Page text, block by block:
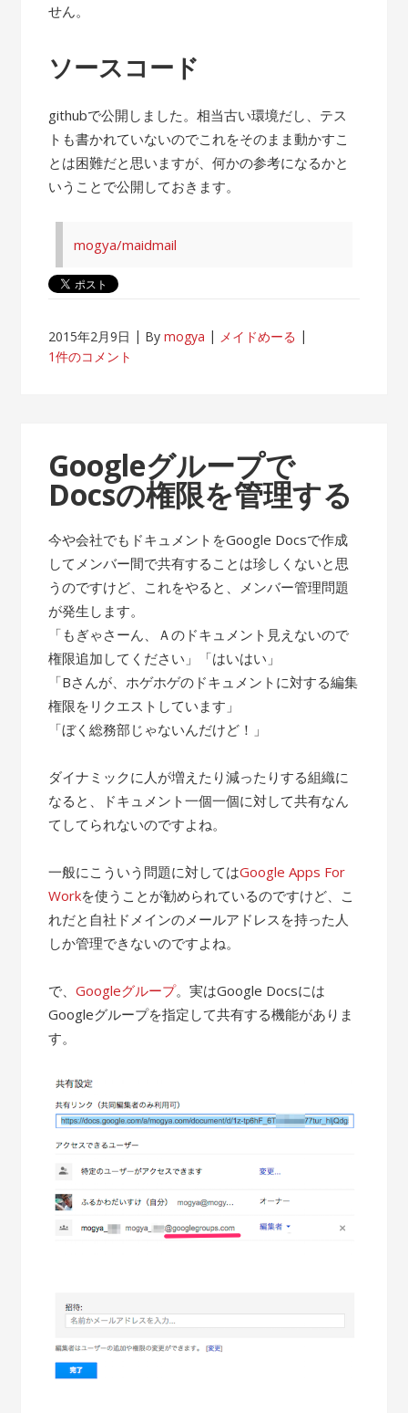
せん。
ソースコード
githubで公開しました。相当古い環境だし、テス
トも書かれていないのでこれをそのまま動かすこ
とは困難だと思いますが、何かの参考になるかと
いうことで公開しておきます。
mogya/maidmail
2015年2月9日 Bymogya
メイドめーる
1件のコメント
Googleグループで
Docsの権限を管理する
今や会社でもドキュメントをGoogle Docsで作成
してメンバー間で共有することは珍しくないと思
うのですけど、これをやると、メンバー管理問題
が発生します。
「もぎゃさーん、Ａのドキュメント見えないので
権限追加してください」「はいはい」
「Bさんが、ホゲホゲのドキュメントに対する編集
権限をリクエストしています」
「ぼく総務部じゃないんだけど！」
ダイナミックに人が増えたり減ったりする組織に
なると、ドキュメント一個一個に対して共有なん
てしてられないのですよね。
一般にこういう問題に対してはGoogle Apps For
Workを使うことが勧められているのですけど、こ
れだと自社ドメインのメールアドレスを持った人
しか管理できないのですよね。
で、Googleグループ。実はGoogle Docsには
Googleグループを指定して共有する機能がありま
す。